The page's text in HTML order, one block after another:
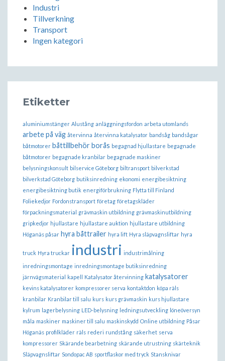
Industri
Tillverkning
Transport
Ingen kategori
Etiketter
aluminiumstänger Alustång anläggningsfordon arbeta utomlands
arbete på väg återvinna återvinna katalysator bandsåg bandsågar
båtmotorer båttillbehör borås begagnad hjullastare begagnade
båtmotorer begagnade kranbilar begagnade maskiner
belysningskonsult bilservice Göteborg biltransport bilverkstad
bilverkstad Göteborg butiksinredning ekonomi energibesiktning
energibesiktning butik energiförbrukning Flytta till Finland
Foliekedjor Fordonstransport företag företagskläder
förpackningsmaterial grävmaskin utbildning grävmaskinutbildning
gripkedjor hjullastare hjullastare auktion hjullastare utbildning
Höganäs påsar hyra båttrailer hyra lift Hyra släpvagnsliftar hyra
truck Hyra truckar industri industrimålning
inredningsmontage inredningsmontage butiksinredning
järnvägsmaterial kapell Katalysator återvinning katalysatorer
kevins katalysatorer kompressorer serva kontaktdon köpa räls
kranbilar Kranbilar till salu kurs kurs grävmaskin kurs hjullastare
kylrum lagerbelysning LED-belysning ledningsutveckling löneöversyn
måla maskiner maskiner till salu maskinskydd Online utbildning Påsar
Höganäs profilkläder räls rederi rundstång säkerhet serva
kompressorer Skärande bearbetning skärande utrustning skärteknik
Släpvagnsliftar Sondopac AB sportflaskor med tryck Stansknivar